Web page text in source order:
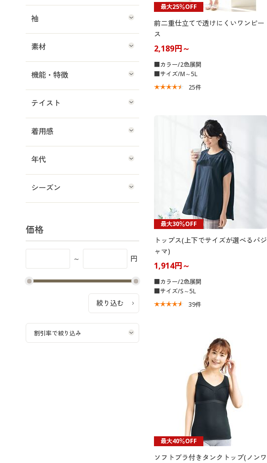
最大25％OFF
前二重仕立てで透けにくいワンピー
ス
2,189円～
■カラー/2色展開
■サイズ/M～5L
25件
最大30％OFF
トップス(上下でサイズが選べるパジ
ャマ)
1,914円～
■カラー/2色展開
■サイズ/S～5L
39件
最大40％OFF
ソフトブラ付きタンクトップ(ノンワ
袖
素材
機能・特徴
テイスト
着用感
年代
シーズン
価格
～ 円